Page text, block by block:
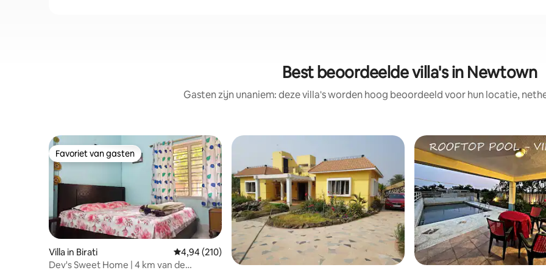
Best beoordeelde villa's in Newtown
Gasten zijn unaniem: deze villa's worden hoog beoordeeld voor hun locatie,
Favoriet van gasten
Favoriet van gasten
Villa in Birati Gemiddelde beoordeling van 4,94 op 5, 210 recensies
4,94 (210)
Dev's Sweet Home | 4 km van de